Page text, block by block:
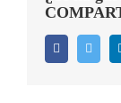
Facebook